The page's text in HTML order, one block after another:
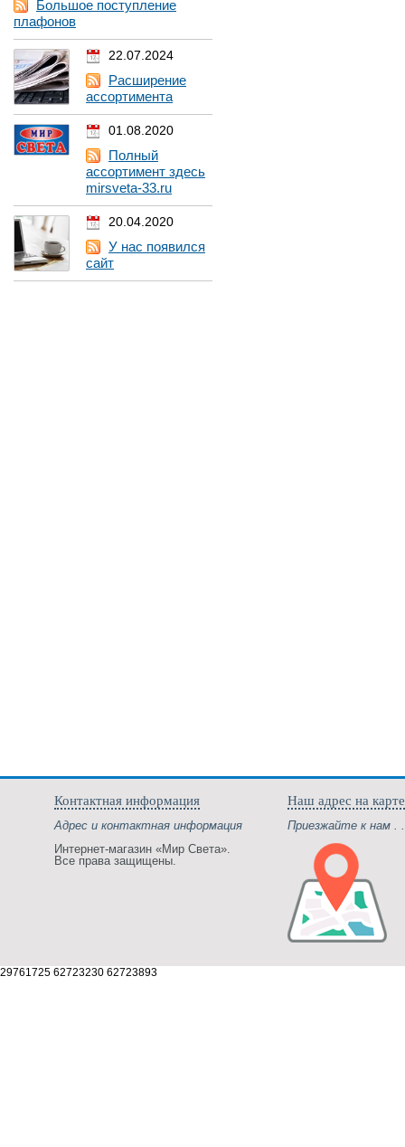
Большое поступление
плафонов
22.07.2024
Расширение
ассортимента
01.08.2020
Полный
ассортимент здесь
mirsveta-33.ru
20.04.2020
У нас появился
сайт
Контактная информация
Адрес и контактная информация
Интернет-магазин «Мир Света».
Все права защищены.
Наш адрес на карте
Приезжайте к нам .
29761725 62723230 62723893